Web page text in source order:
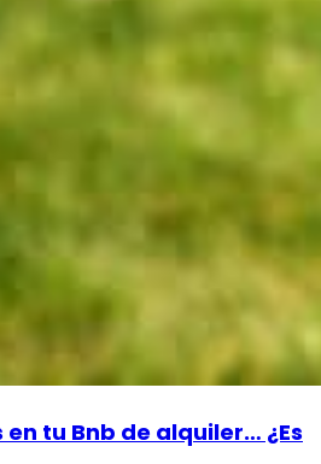
tu Bnb de alquiler… ¿Es